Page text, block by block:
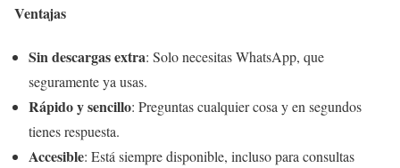
Ventajas
Sin descargas extra: Solo necesitas WhatsApp, que
seguramente ya usas.
Rápido y sencillo: Preguntas cualquier cosa y en segundos
tienes respuesta.
Accesible: Está siempre disponible, incluso para consultas